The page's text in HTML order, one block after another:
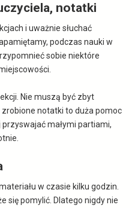
notatki
i uważnie słuchać
podczas nauki w
sobie niektóre
Nie muszą być zbyt
zrobione notatki to duża pomoc
małymi partiami,
w czasie kilku godzin.
się pomylić. Dlatego nigdy nie